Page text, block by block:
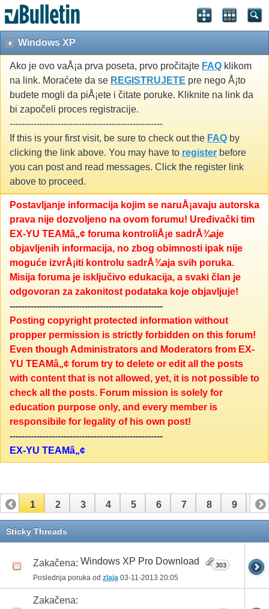
Windows XP
Ako je ovo vaÅ¡a prva poseta, prvo pročitajte FAQ klikom
na link. Moraćete da se REGISTRUJETE pre nego Å¡to
budete mogli da piÅ¡ete i čitate poruke. Kliknite na link da
bi započeli proces registracije.
---------------------------------------------------
If this is your first visit, be sure to check out the FAQ by
clicking the link above. You may have to register before
you can post and read messages. Click the register link
above to proceed.
Postavljanje informacija kojim se naruÅ¡avaju autorska
prava nije dozvoljeno na ovom forumu! Uređivački tim
EX-YU TEAMâ„¢ foruma kontroliÅ¡e sadrÅ¾aje
objavljenih informacija, no zbog obimnosti ipak nije
moguće izvrÅ¡iti kontrolu sadrÅ¾aja svih poruka.
Misija foruma je isključivo edukacija, a svaki član je
odgovoran za zakonitost podataka koje objavljuje!
---------------------------------------------------
Posting copyright protected information without
propper permission is strictly forbidden on this forum!
Even though Administrators and Moderators from EX-
YU TEAMâ„¢ forum try to delete or edit all the posts
with content that is not allowed, yet, it is not possible to
check all the posts. Forum mission is solely for
education purpose only, and every member is
responsibile for legality of his own post!
---------------------------------------------------
EX-YU TEAMâ„¢
1 2 3 4 5 6 7 8 9 10
11 12
Sticky Threads
Zakačena: Windows XP Pro Download
Poslednja poruka od zlaja 03-11-2013 20:05
303
Zakačena: